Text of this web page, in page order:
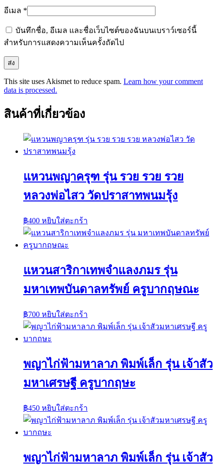
อีเมล *
บันทึกชื่อ, อีเมล และชื่อเว็บไซต์ของฉันบนเบราว์เซอร์นี้
สำหรับการแสดงความเห็นครั้งถัดไป
This site uses Akismet to reduce spam. Learn how your comment
data is processed.
สินค้าที่เกี่ยวข้อง
แหวนพญาครุฑ รุ่น รวย รวย รวย
หลวงพ่อไสว วัดปราสาทพนมรุ้ง
฿400 หยิบใส่ตะกร้า
แหวนสาริกาเทพจำแลงภมร รุ่น
มหาเทพบันดาลทรัพย์ ครูบากฤษณะ
฿700 หยิบใส่ตะกร้า
พญาไก่ฟ้ามหาลาภ พิมพ์เล็ก รุ่น เจ้าสัว
มหาเศรษฐี ครูบากฤษะ
฿450 หยิบใส่ตะกร้า
พญาไก่ฟ้ามหาลาภ พิมพ์เล็ก รุ่น เจ้าสัว